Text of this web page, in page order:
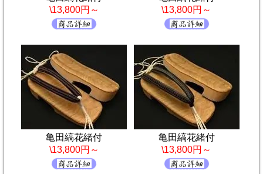
\13,800円～
\13,800円～
亀田縞花緒付
\13,800円～
亀田縞花緒付
\13,800円～